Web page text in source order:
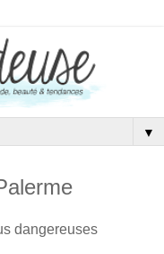
▼
dangereuses